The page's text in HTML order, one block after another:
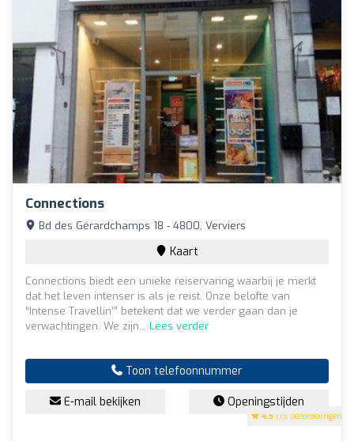
Connections
4.5 (15 beoordelingen)
Bd des Gérardchamps 18 - 4800, Verviers
Kaart
Connections biedt een unieke reiservaring waarbij je merkt
dat het leven intenser is als je reist. Onze belofte van
“Intense Travellin’” betekent dat we verder gaan dan je
verwachtingen. We zijn... Lees verder
Toon telefoonnummer
E-mail bekijken Openingstijden